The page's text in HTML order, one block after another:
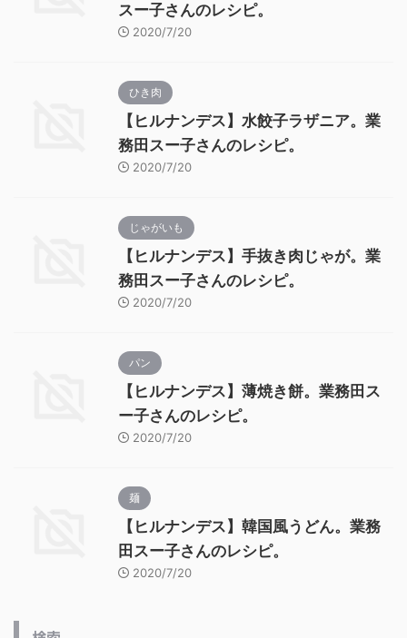
スー子さんのレシピ。
2020/7/20
ひき肉
【ヒルナンデス】水餃子ラザニア。業
務田スー子さんのレシピ。
2020/7/20
じゃがいも
【ヒルナンデス】手抜き肉じゃが。業
務田スー子さんのレシピ。
2020/7/20
パン
【ヒルナンデス】薄焼き餅。業務田ス
ー子さんのレシピ。
2020/7/20
麺
【ヒルナンデス】韓国風うどん。業務
田スー子さんのレシピ。
2020/7/20